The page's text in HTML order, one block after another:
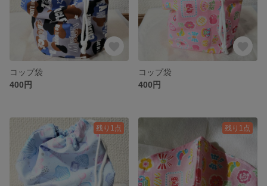
コップ袋
400円
コップ袋
400円
残り1点 残り1点